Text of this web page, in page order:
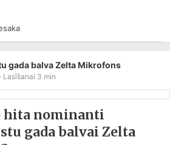
gada balva Zelta Mikrofons
· Lasīšanai 3 min
hita nominanti
gada balvai Zelta